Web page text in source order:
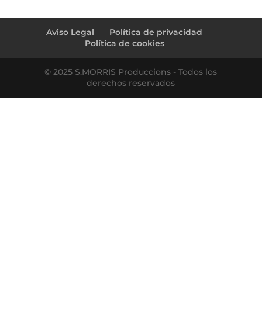
Aviso Legal
Política de privacidad
Política de cookies
© 2025 S.MORRIS Produccions - Todos los
derechos reservados